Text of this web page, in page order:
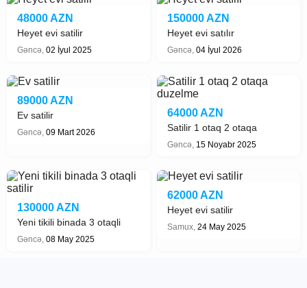
48000 AZN
Heyet evi satilir
Gəncə, 02 İyul 2025
150000 AZN
Heyet evi satılır
Gəncə, 04 İyul 2026
89000 AZN
Ev satilir
Gəncə, 09 Mart 2026
64000 AZN
Satilir 1 otaq 2 otaqa
duzelme
Gəncə, 15 Noyabr 2025
130000 AZN
Yeni tikili binada 3 otaqli
satilir
Gəncə, 08 May 2025
62000 AZN
Heyet evi satilir
Samux, 24 May 2025